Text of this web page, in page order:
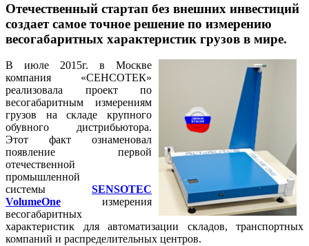
Отечественный стартап без внешних инвестиций
создает самое точное решение по измерению
весогабаритных характеристик грузов в мире.
В июле 2015г. в Москве
компания «CЕНСОТЕК»
реализовала проект по
весогабаритным измерениям
грузов на складе крупного
обувного дистрибьютора.
Этот факт ознаменовал
появление первой
отечественной
промышленной
системы SENSOTEC
VolumeOne измерения
весогабаритных
характеристик для автоматизации складов, транспортных
компаний и распределительных центров.